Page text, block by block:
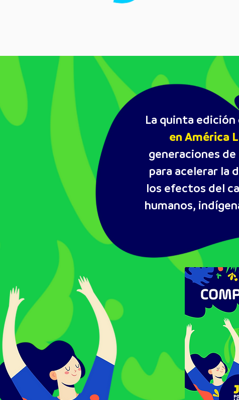
La quinta edición
en América
generaciones
para acelerar la
los efectos del
humanos,